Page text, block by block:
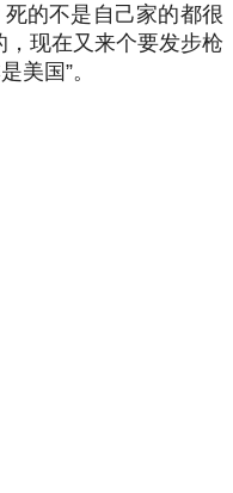
死的不是自己家的都很
，现在又来个要发步枪
美国”。